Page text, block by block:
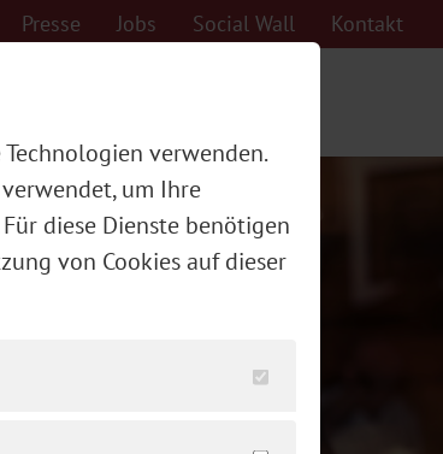
Presse Jobs Social Wall Kontakt
verwenden.
um Ihre
diese Dienste benötigen
von Cookies auf dieser